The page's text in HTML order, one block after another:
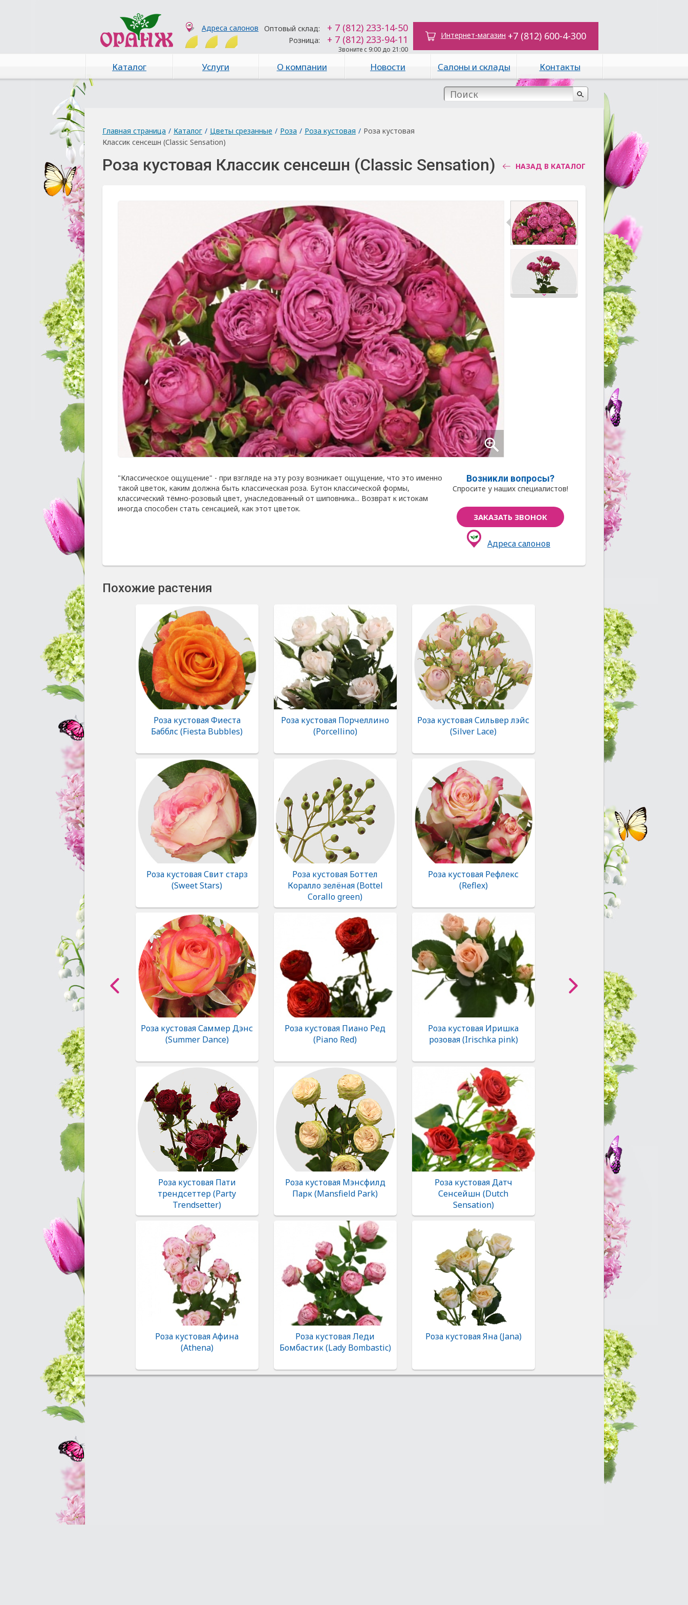
Адреса салонов Оптовый склад: + 7 (812) 233-14-50
Розница: + 7 (812) 233-94-11
Звоните с 9:00 до 21:00
Интернет-магазин +7 (812) 600-4-300
Каталог Услуги О компании Новости Салоны и склады Контакты
Главная страница / Каталог / Цветы срезанные / Роза / Роза кустовая / Роза кустовая
Классик сенсешн (Classic Sensation)
Роза кустовая Классик сенсешн (Classic Sensation) НАЗАД В КАТАЛОГ
"Классическое ощущение" - при взгляде на эту розу возникает ощущение, что это именно
такой цветок, каким должна быть классическая роза. Бутон классической формы,
классический тёмно-розовый цвет, унаследованный от шиповника... Возврат к истокам
иногда способен стать сенсацией, как этот цветок.
Возникли вопросы?
Спросите у наших специалистов!
ЗАКАЗАТЬ ЗВОНОК
Адреса салонов
Похожие растения
Роза кустовая Фиеста
Бабблс (Fiesta Bubbles)
Роза кустовая Порчеллино
(Porcellino)
Роза кустовая Сильвер лэйс
(Silver Lace)
Роза кустовая Свит старз
(Sweet Stars)
Роза кустовая Боттел
Коралло зелёная (Bottel
Corallo green)
Роза кустовая Рефлекс
(Reflex)
Роза кустовая Саммер Дэнс
(Summer Dance)
Роза кустовая Пиано Ред
(Piano Red)
Роза кустовая Иришка
розовая (Irischka pink)
Роза кустовая Пати
трендсеттер (Party
Trendsetter)
Роза кустовая Мэнсфилд
Парк (Mansfield Park)
Роза кустовая Датч
Сенсейшн (Dutch
Sensation)
Роза кустовая Афина
(Аthena)
Роза кустовая Леди
Бомбастик (Lady Bombastic)
Роза кустовая Яна (Jana)